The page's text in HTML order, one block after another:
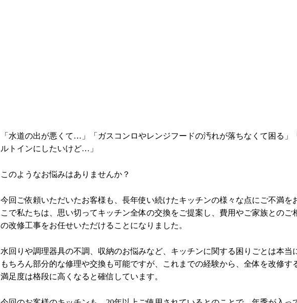
「水道の出が悪くて…」「ガスコンロやレンジフードの汚れが落ちなくて困る」
ルトインにしたいけど…」
このようなお悩みはありませんか？
今回ご依頼いただいたお客様も、長年使い続けたキッチンの様々な点にご不満を
こで私たちは、思い切ってキッチン全体の交換をご提案し、費用やご家族とのご
の改修工事をお任せいただけることになりました。
水回りや調理器具の不調、収納のお悩みなど、キッチンに関する困りごとは本当
もちろん部分的な修理や交換も可能ですが、これまでの経験から、全体を改修す
満足度は格段に高くなると確信しています。